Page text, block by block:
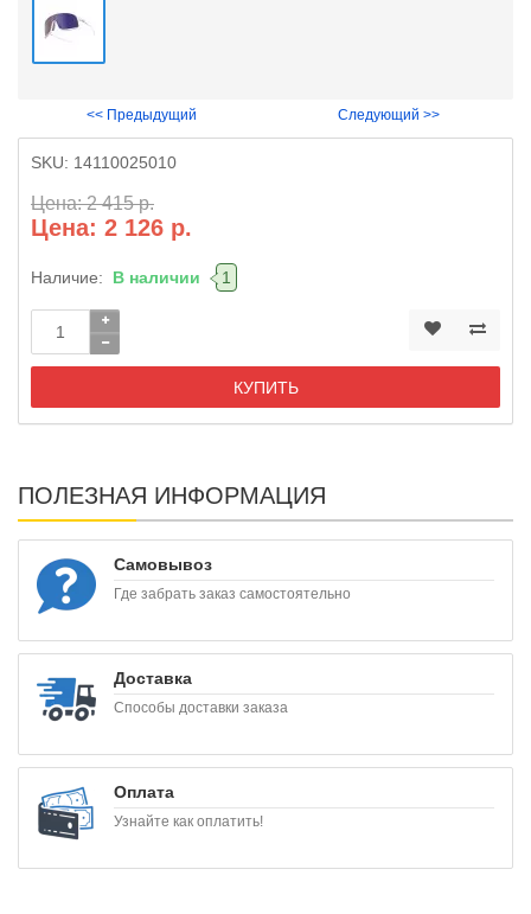
<< Предыдущий Следующий >>
SKU: 14110025010
Цена: 2 415 р.
Цена: 2 126 р.
Наличие: В наличии 1
КУПИТЬ
ПОЛЕЗНАЯ ИНФОРМАЦИЯ
Самовывоз
Где забрать заказ самостоятельно
Доставка
Способы доставки заказа
Оплата
Узнайте как оплатить!